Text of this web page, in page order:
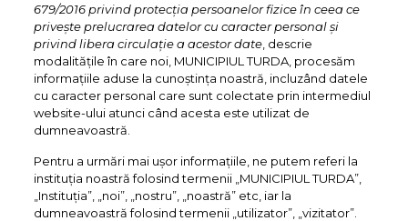
679/2016 privind protecția persoanelor fizice în ceea ce
privește prelucrarea datelor cu caracter personal și
privind libera circulație a acestor date, descrie
modalitățile în care noi, MUNICIPIUL TURDA, procesăm
informațiile aduse la cunoștința noastră, incluzând datele
cu caracter personal care sunt colectate prin intermediul
website-ului atunci când acesta este utilizat de
dumneavoastră.
Pentru a urmări mai ușor informațiile, ne putem referi la
instituția noastră folosind termenii „MUNICIPIUL TURDA”,
„Instituția”, „noi”, „nostru”, „noastră” etc, iar la
dumneavoastră folosind termenii „utilizator”, „vizitator”.